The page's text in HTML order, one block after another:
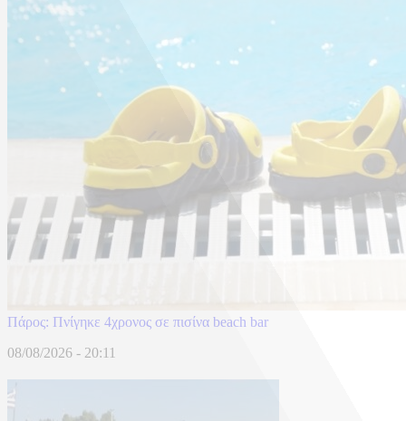
Πάρος: Πνίγηκε 4χρονος σε πισίνα beach bar
08/08/2026 - 20:11